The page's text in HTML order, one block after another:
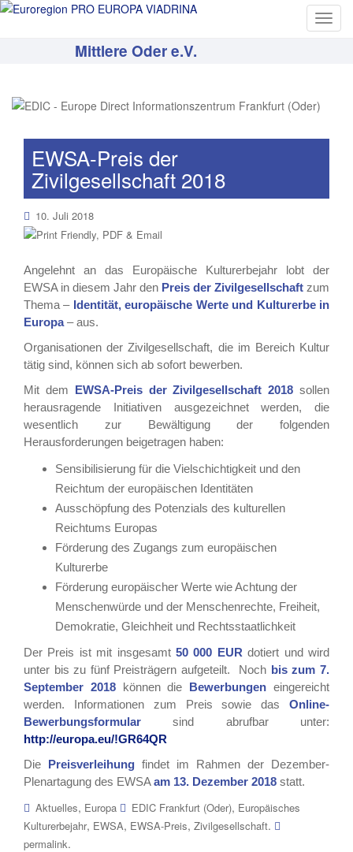
T
g
o
n
Mittlere Oder e.V.
EWSA-Preis der
Zivilgesellschaft 2018
10. Juli 2018
Angelehnt an das Europäische Kulturerbejahr lobt der
EWSA in diesem Jahr den Preis der Zivilgesellschaft zum
Thema –Identität, europäische Werte und Kulturerbe in
Europa– aus.
Organisationen der Zivilgesellschaft, die im Bereich Kultur
tätig sind, können sich ab sofort bewerben.
Mit dem EWSA-Preis der Zivilgesellschaft 2018 sollen
herausragende Initiativen ausgezeichnet werden, die
wesentlich zur Bewältigung der folgenden
Herausforderungen beigetragen haben:
Sensibilisierung für die Vielschichtigkeit und den
Reichtum der europäischen Identitäten
Ausschöpfung des Potenzials des kulturellen
Reichtums Europas
Förderung des Zugangs zum europäischen
Kulturerbe
Förderung europäischer Werte wie Achtung der
Menschenwürde und der Menschenrechte, Freiheit,
Demokratie, Gleichheit und Rechtsstaatlichkeit
Der Preis ist mit insgesamt 50 000 EUR dotiert und wird
unter bis zu fünf Preisträgern aufgeteilt. Noch bis zum 7.
September 2018können die Bewerbungen eingereicht
werden. Informationen zum Preis sowie das Online-
Bewerbungsformular sind abrufbar unter:
http://europa.eu/!GR64QR
Die Preisverleihung findet im Rahmen der Dezember-
Plenartagung des EWSAam 13. Dezember 2018 statt.
Aktuelles, Europa EDIC Frankfurt (Oder), Europäisches
Kulturerbejahr, EWSA, EWSA-Preis, Zivilgesellschaft.
permalink.